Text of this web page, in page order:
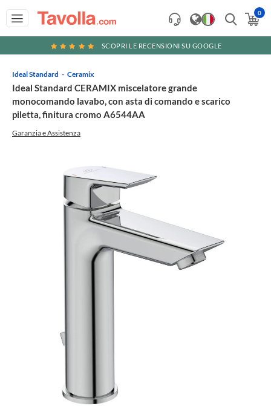
0
SCOPRI LE RECENSIONI SU GOOGLE
Ideal Standard Ceramix
Ideal Standard CERAMIX miscelatore grande
monocomando lavabo, con asta di comando e scarico
piletta, finitura cromo A6544AA
Garanzia e Assistenza